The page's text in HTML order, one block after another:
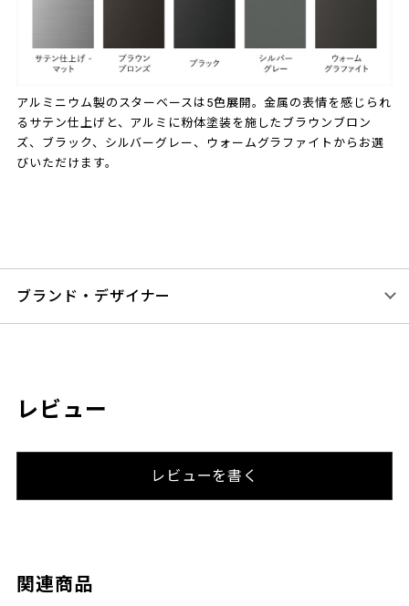
アルミニウム製のスターベースは5色展開。金属の表情を感じられ
るサテン仕上げと、アルミに粉体塗装を施したブラウンブロン
ズ、ブラック、シルバーグレー、ウォームグラファイトからお選
びいただけます。
ブランド・デザイナー
レビュー
レビューを書く
関連商品